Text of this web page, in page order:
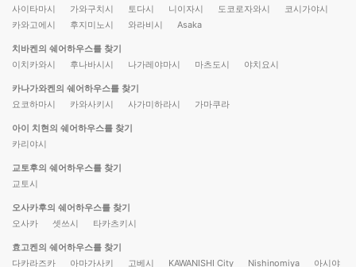
사이타마시
가와구치시 토다시 니이자시 도코로자와시
코시가야시
카와고에시
후지미노시 와라비시 Asaka
치바켄의 쉐어하우스를 찾기
이치카와시
후나바시시 나가레야마시 마츠도시 야치요시
카나가와켄의 쉐어하우스를 찾기
요코하마시
카와사키시 사가미하라시 가마쿠라
아이 치현의 쉐어하우스를 찾기
카리야시
교토후의 쉐어하우스를 찾기
교토시
오사카후의 쉐어하우스를 찾기
오사카
셋쓰시 타카츠키시
효고켄의 쉐어하우스를 찾기
다카라즈카
아마가사키 고베시 KAWANISHI City Nishinomiya 아시야